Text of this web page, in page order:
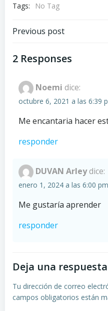
Tags:
No Tag
Previous post
2 Responses
Noemi dice:
octubre 6, 2021 a las 6:39
Me encantaria hacer
responder
DUVAN Arleydice:
enero 1, 2024 a las 6:00 pm
Me gustaría aprender
responder
Deja una respuesta
Tu dirección de correo
campos obligatorios están